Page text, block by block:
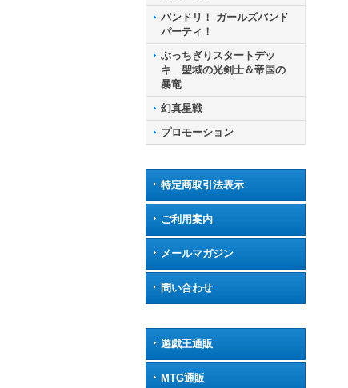
バンドリ！ ガールズバンド
パーティ！
ぶっちぎりスタートデッ
キ 聖域の光剣士＆帝国の
暴竜
幻真星戦
プロモーション
特定商取引法表示
ご利用案内
メールマガジン
問い合わせ
遊戯王通販
MTG通販